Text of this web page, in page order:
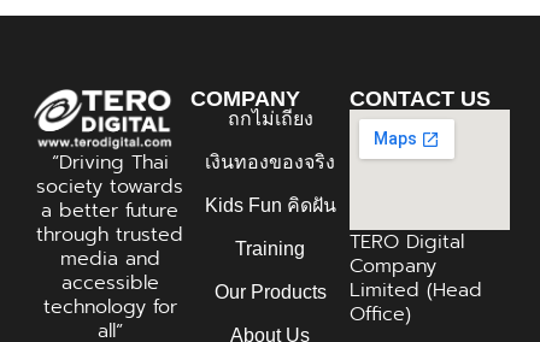
“Driving Thai
society towards
a better future
through trusted
media and
accessible
technology for
all”
COMPANY
ถกไม่เถียง
เงินทองของจริง
Kids Fun คิดฝัน
Training
Our Products
About Us
CONTACT US
TERO Digital
Company
Limited (Head
Office)